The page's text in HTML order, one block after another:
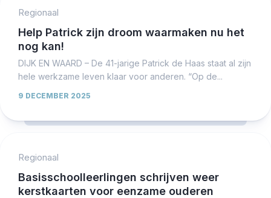
Regionaal
Help Patrick zijn droom waarmaken nu het
nog kan!
DIJK EN WAARD – De 41-jarige Patrick de Haas staat al zijn
hele werkzame leven klaar voor anderen. “Op de...
9 DECEMBER 2025
Regionaal
Basisschoolleerlingen schrijven weer
kerstkaarten voor eenzame ouderen